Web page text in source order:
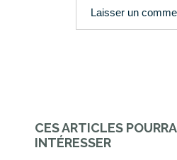
CES ARTICLES
INTÉRESSER